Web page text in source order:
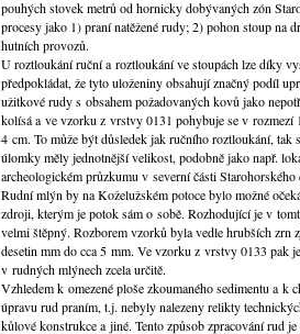
pouhých stovek metrů od hornicky dobývaných zón
procesy jako 1) praní natěžené rudy; 2) pohon stoup na
hutních provozů.
U roztloukání ruční a roztloukání ve stoupách lze díky
předpokládat, že tyto uloženiny obsahují značný podíl
užitkové rudy s obsahem požadovaných kovů jako
kolísá a ve vzorku z vrstvy 0131 pohybuje se v
4 cm. To může být důsledek jak ručního roztloukání, tak
úlomky měly jednotnější velikost, podobně jako např.
archeologickém průzkumu v severní části
Rudní mlýn by na Koželužském potoce bylo možné
zdroji, kterým je potok sám o sobě. Rozhodující je v
velmi štěpný. Rozborem vzorků byla vedle hrubších zrn
desetin mm do cca 5 mm. Ve vzorku z vrstvy 0133 pak
v rudných mlýnech zcela určitě.
Vzhledem k omezené ploše zkoumaného sedimentu a
úpravu rud praním, t.j. nebyly nalezeny relikty
kůlové konstrukce a jiné. Tento způsob zpracování rud